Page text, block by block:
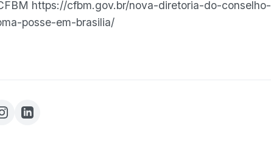
https://cfbm.gov.br/nova-diretoria-do-conselho-
posse-em-brasilia/